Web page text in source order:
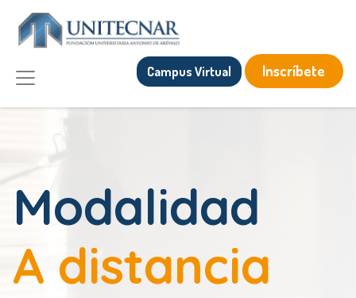
Campus Virtual Inscríbete
Modalidad
A distancia